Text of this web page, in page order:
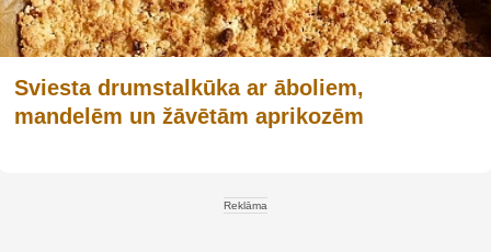
Sviesta drumstalkūka ar āboliem,
mandelēm un žāvētām aprikozēm
Reklāma